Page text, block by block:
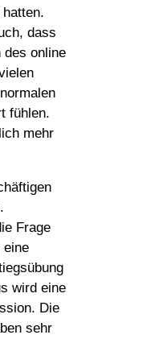
dass
des online
fühlen.
mehr
Frage
eine
wird eine
Die
sehr